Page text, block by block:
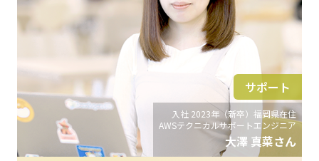
入社 2023年（新卒）福岡県在住
AWSテクニカルサポートエンジニア
大澤 真菜さん
サポート